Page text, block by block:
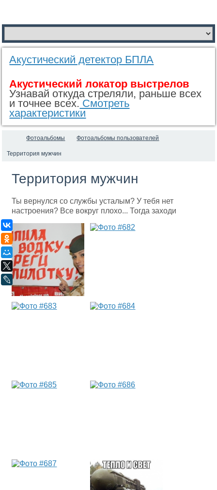
ВКонтакте
Одноклассники
Мой Мир
X
LiveJournal
Акустический детектор БПЛА
Акустический локатор выстрелов
Узнавай откуда стреляли, раньше всех
и точнее всех. Смотреть
характеристики
Фотоальбомы Фотоальбомы пользователей
Территория мужчин
Территория мужчин
Ты вернулся со службы усталым? У тебя нет
настроения? Все вокруг плохо... Тогда заходи